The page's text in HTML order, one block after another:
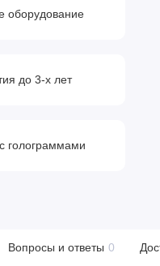
оборудование
до 3-х лет
голограммами
Вопросы и ответы 0